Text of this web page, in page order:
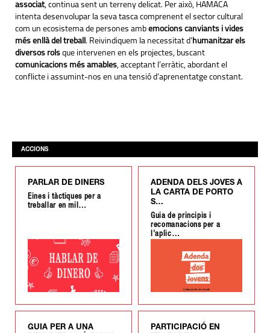
associat, continua sent un terreny delicat. Per això, HAMACA
intenta desenvolupar la seva tasca comprenent el sector cultural
com un ecosistema de persones amb emocions canviants i vides
més enllà del treball. Reivindiquem la necessitat d’humanitzar els
diversos rols que intervenen en els projectes, buscant
comunicacions més amables, acceptant l’erràtic, abordant el
conflicte i assumint-nos en una tensió d’aprenentatge constant.
ACCIONS
PARLAR DE DINERS
Eines i tàctiques per a
treballar en mil…
ADENDA DELS JOVES A
LA CARTA DE PORTO
S…
Guia de principis i
recomanacions per a
l'aplic…
GUIA PER A UNA
PARTICIPACIÓ EN